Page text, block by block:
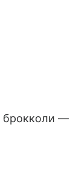
брокколи —